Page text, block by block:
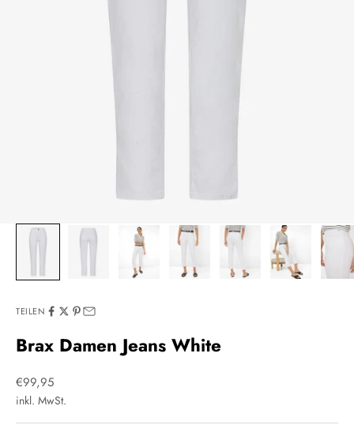
TEILEN
Brax Damen Jeans White
Angebot
€99,95
inkl. MwSt.